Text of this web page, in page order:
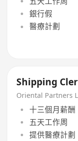
銀行假
醫療計劃
Shipping
Oriental Partners
十三個月薪
五天工作周
提供醫療計劃